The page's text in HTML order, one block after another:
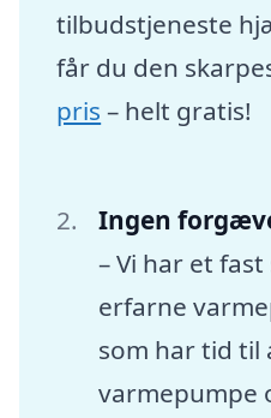
tilbudstjeneste
får du den
pris – helt gratis!
Ingen
– Vi har et
erfarne
som har tid
varmepumpe